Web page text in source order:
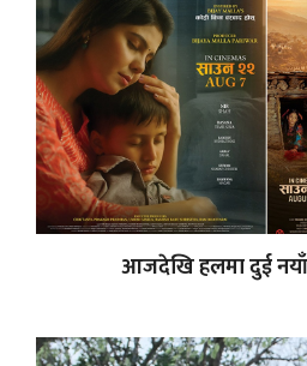
आजदेखि हलमा दुई